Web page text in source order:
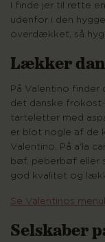
I finde jer til rette
udenfor i den
overdækket, så
Lækker
På Valentino
det danske
tarteletter med
er blot nogle af de
Valentino. På a'la
bøf, peberbøf eller
god kvalitet og
Se Valentinos
Selskaber